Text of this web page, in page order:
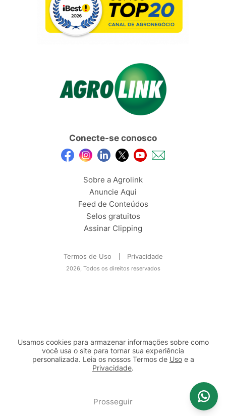
Conecte-se conosco
Sobre a Agrolink
Anuncie Aqui
Feed de Conteúdos
Selos gratuitos
Assinar Clipping
Termos de Uso Privacidade
2026, Todos os direitos reservados
Usamos cookies para armazenar informações sobre como
você usa o site para tornar sua experiência
personalizada. Leia os nossos Termos de Usoe a
Privacidade.
Prosseguir